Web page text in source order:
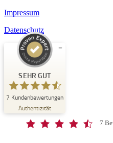
Impressum
Datenschutz
SEHR GUT
7 Kundenbewertungen
Authentizität
Kundenbewertungen und
Schloss-Schule Kirchberg
SEHR GUT
4,67
/
5,00 7